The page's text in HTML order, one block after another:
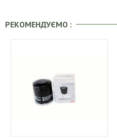
РЕКОМЕНДУЄМО :